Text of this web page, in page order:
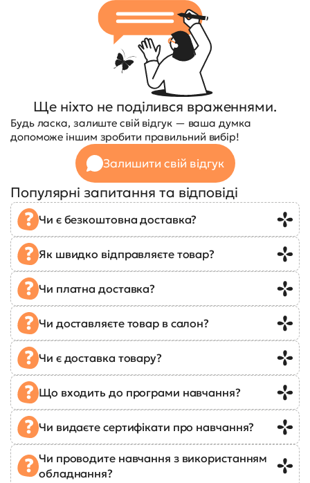
Ще ніхто не поділився враженнями.
Будь ласка, залиште свій відгук — ваша думка
допоможе іншим зробити правильний вибір!
Залишити свій відгук
Популярні запитання та відповіді
Чи є безкоштовна доставка?
Як швидко відправляєте товар?
Чи платна доставка?
Чи доставляєте товар в салон?
Чи є доставка товару?
Що входить до програми навчання?
Чи видаєте сертифікати про навчання?
Чи проводите навчання з використанням
обладнання?